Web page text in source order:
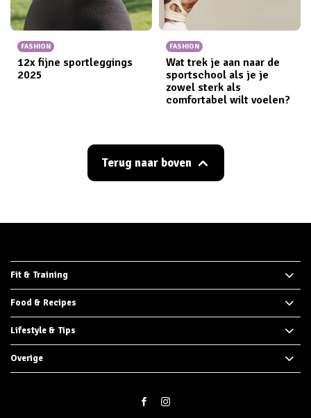
FASHION
12x fijne sportleggings​
2025
FASHION
Wat trek je aan naar de
sportschool als je je
zowel sterk als
comfortabel wilt voelen?
Terug naar boven
Fit & Training
Food & Recipes
Lifestyle & Tips
Overige